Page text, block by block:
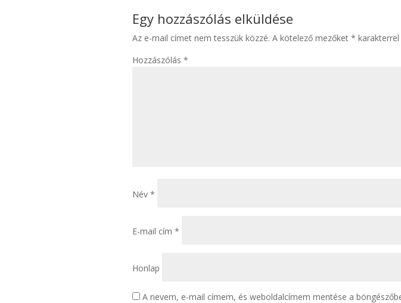
Egy hozzászólás elküldése
Az e-mail címet nem tesszük közzé. A kötelező mezőket *
Hozzászólás *
Név *
E-mail cím *
Honlap
A nevem, e-mail címem, és weboldalcímem mentése a